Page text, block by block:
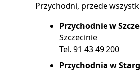
Przychodni, przede
Przychodnie w
Szczecinie
Tel. 91 43 49 200
Przychodnia w